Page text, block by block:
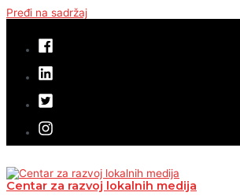
Pređi na sadržaj
Centar za razvoj lokalnih medija